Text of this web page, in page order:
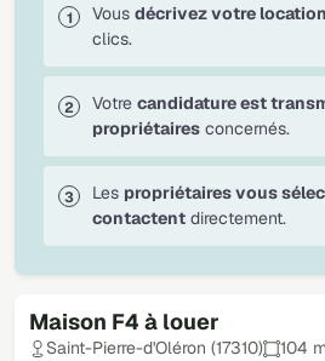
Maison F4 à louer
Loué
Saint-Pierre-d'Oléron (17310) 104
Vous décrivez votre
clics.
Votre candidature est
propriétaires concernés.
Les propriétaires vous
contactent directement.